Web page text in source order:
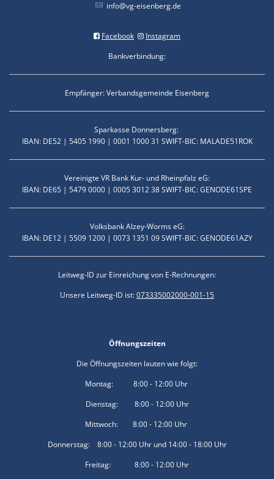
info@vg-eisenberg.de
Facebook
Instagram
Bankverbindung:
Empfänger: Verbandsgemeinde Eisenberg
Sparkasse Donnersberg:
IBAN: DE52 | 5405 1990 | 0001 1000 31 SWIFT-BIC: MALADE51ROK
Vereinigte VR Bank Kur- und Rheinpfalz eG:
IBAN: DE65 | 5479 0000 | 0005 3012 38 SWIFT-BIC: GENODE61SPE
Volksbank Alzey-Worms eG:
IBAN: DE12 | 5509 1200 | 0073 1351 09 SWIFT-BIC: GENODE61AZY
Leitweg-ID zur Einreichung von E-Rechnungen:
Unsere Leitweg-ID ist:073335002000-001-15
Öffnungszeiten
Die Öffnungszeiten lauten wie folgt:
Montag: 8:00 - 12:00 Uhr
Dienstag: 8:00 - 12:00 Uhr
Mittwoch: 8:00 - 12:00 Uhr
Donnerstag: 8:00 - 12:00 Uhr und 14:00 - 18:00 Uhr
Freitag: 8:00 - 12:00 Uhr